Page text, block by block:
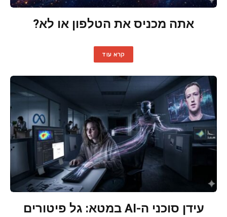
אתה מכניס את הטלפון או לא?
קרא עוד
עידן סוכני ה-AI במטא: גל פיטורים